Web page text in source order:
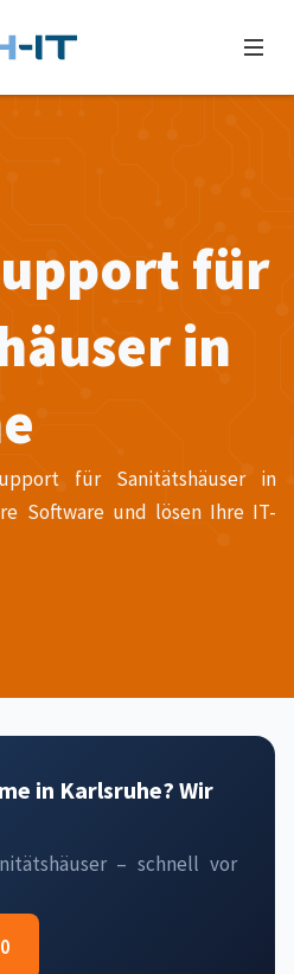
für
in
für Sanitätshäuser in
Software und lösen Ihre IT-
in Karlsruhe? Wir
– schnell vor